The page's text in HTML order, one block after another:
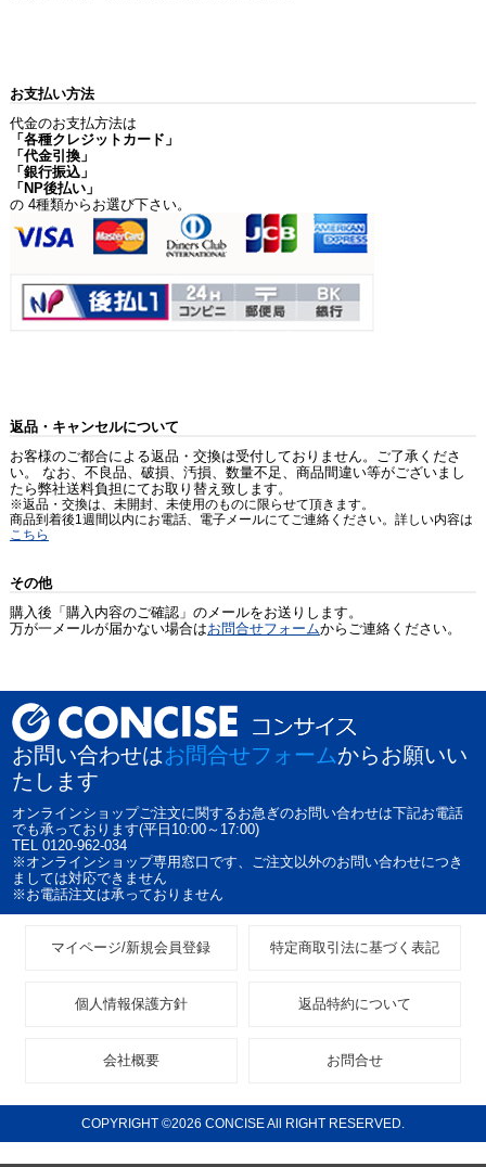
お支払い方法
代金のお支払方法は
「各種クレジットカード」
「代金引換」
「銀行振込」
「NP後払い」
の 4種類からお選び下さい。
返品・キャンセルについて
お客様のご都合による返品・交換は受付しておりません。ご了承くださ
い。 なお、不良品、破損、汚損、数量不足、商品間違い等がございまし
たら弊社送料負担にてお取り替え致します。
※返品・交換は、未開封、未使用のものに限らせて頂きます。
商品到着後1週間以内にお電話、電子メールにてご連絡ください。詳しい内容は
こちら
その他
購入後「購入内容のご確認」のメールをお送りします。
万が一メールが届かない場合はお問合せフォームからご連絡ください。
お問い合わせはお問合せフォームからお願いい
たします
オンラインショップご注文に関するお急ぎのお問い合わせは下記お電話
でも承っております(平日10:00～17:00)
TEL 0120-962-034
※オンラインショップ専用窓口です、ご注文以外のお問い合わせにつき
ましては対応できません
※お電話注文は承っておりません
マイページ/新規会員登録 特定商取引法に基づく表記
個人情報保護方針 返品特約について
会社概要 お問合せ
COPYRIGHT ©2026 CONCISE All RIGHT RESERVED.